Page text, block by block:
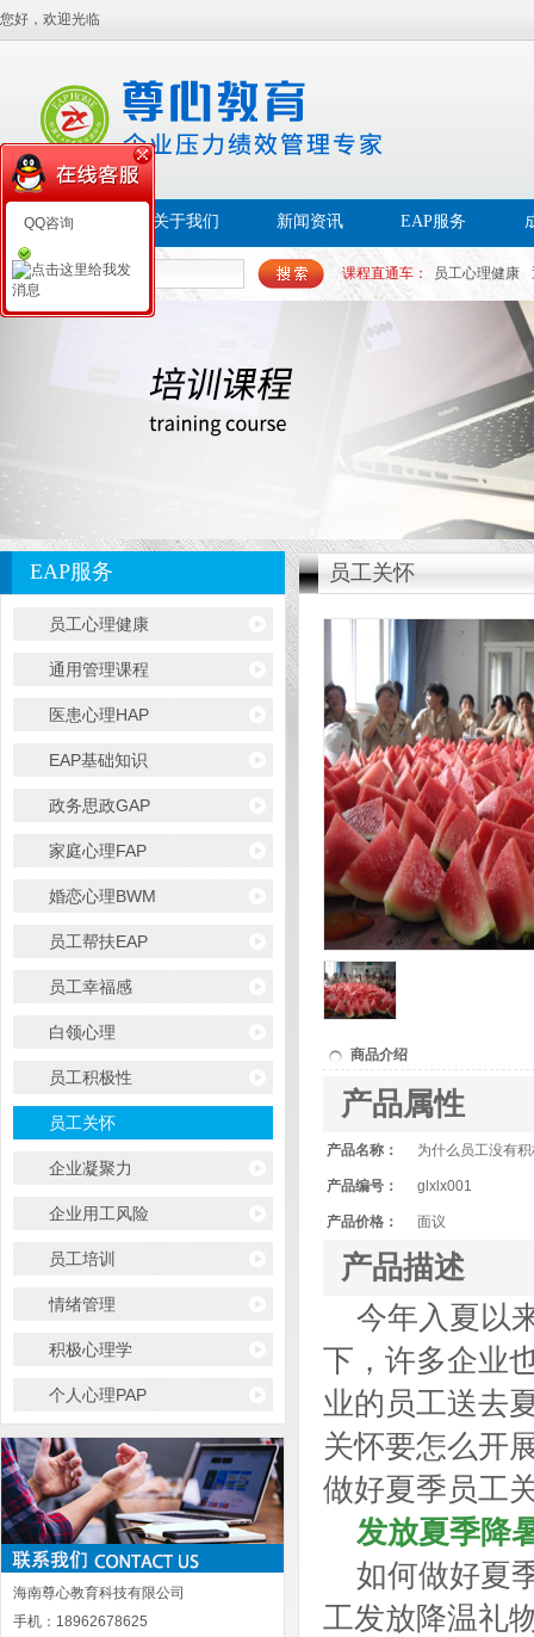
您好，欢迎光临
首页 关于我们 新闻资讯 EAP服务
课程直通车： 员工心理健康
帮扶EAP
员工幸福感
白领
心理PAP
EAP服务
员工心理健康
通用管理课程
医患心理HAP
EAP基础知识
政务思政GAP
家庭心理FAP
婚恋心理BWM
员工帮扶EAP
员工幸福感
白领心理
员工积极性
员工关怀
企业凝聚力
企业用工风险
员工培训
情绪管理
积极心理学
个人心理PAP
海南尊心教育科技有限公司
手机：18962678625
员工关怀
商品介绍
产品属性
产品名称： 为什么员工没有
产品编号： glxlx001
产品价格： 面议
产品描述
今年入夏以
下，许多企业
业的员工送去
关怀要怎么开
做好夏季员工
发放夏季降
如何做好夏
工发放降温礼
QQ咨询